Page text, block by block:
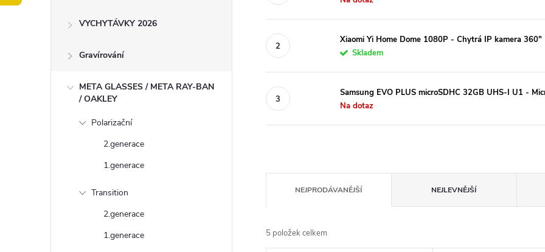
VYCHYTÁVKY 2026
Gravírování
META GLASSES / META RAY-BAN
/ OAKLEY
Polarizační
2.generace
1.generace
Transition
2.generace
1.generace
Xiaomi Yi Home Dome 1080P - Chytrá IP kamera
Skladem
Samsung EVO PLUS microSDHC 32GB UHS-I U1 -
Na dotaz
e
NEJPRODÁVANĚJŠÍ NEJLEVNĚJŠÍ
5 položek celkem